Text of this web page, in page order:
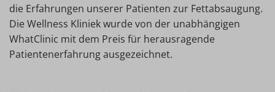
die Erfahrungen unserer Patienten zur Fettabsaugung.
Die Wellness Kliniek wurde von der unabhängigen
WhatClinic mit dem Preis für herausragende
Patientenerfahrung ausgezeichnet.